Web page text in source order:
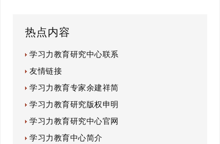
热点内容
学习力教育研究中心联系
友情链接
学习力教育专家余建祥简
学习力教育研究版权申明
学习力教育研究中心官网
学习力教育中心简介